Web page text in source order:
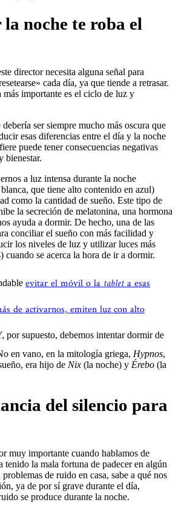
noche te roba el
director necesita alguna señal para
cada día, ya que tiende a retrasar.
más importante es el ciclo de luz y
ser siempre mucho más oscura que
esas diferencias entre el día y la noche
puede tener consecuencias negativas
bienestar.
a luz intensa durante la noche
que tiene alto contenido en azul)
como la cantidad de sueño. Este tipo de
la secreción de melatonina, una hormona
ayuda a dormir. De hecho, una de las
conciliar el sueño con más facilidad y
los niveles de luz y utilizar luces más
cuando se acerca la hora de ir a dormir.
evitar el móvil o la tableta esas
de activarnos, emiten luz con alto
por supuesto, debemos intentar dormir de
en vano, en la mitología griega, Hypnos,
era hijo de Nix (la noche) y Érebo (la
del silencio para
muy importante cuando hablamos de
tenido la mala fortuna de padecer en algún
de ruido en casa, sabe a qué nos
ya de por sí grave durante el día,
se produce durante la noche.